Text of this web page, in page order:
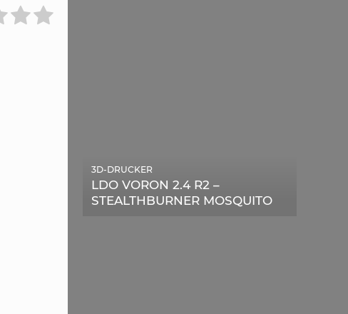
LDO VORON 2.4 R2 –
STEALTHBURNER MOSQUITO
3D-DRUCKER